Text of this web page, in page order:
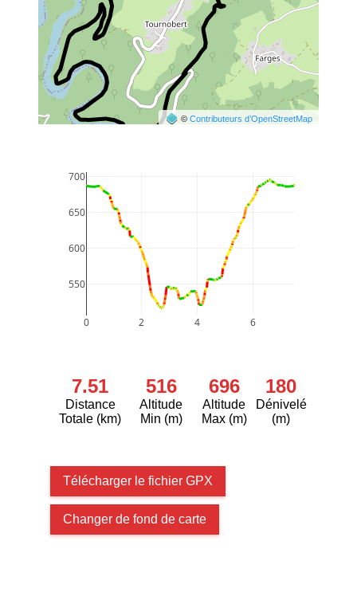
©Contributeurs d’OpenStreetMap
0 2 4 6
550
600
650
700
7.51
Distance
Totale (km)
516
Altitude
Min (m)
696
Altitude
Max (m)
180
Dénivelé
(m)
Télécharger le fichier GPX
Changer de fond de carte